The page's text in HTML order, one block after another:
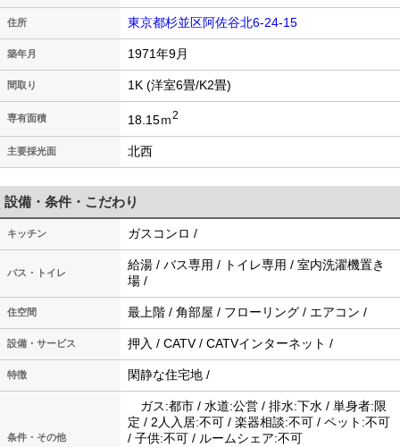
住所 東京都杉並区阿佐谷北6-24-15
築年月 1971年9月
間取り 1K (洋室6畳/K2畳)
専有面積 18.15ｍ2
主要採光面 北西
設備・条件・こだわり
キッチン ガスコンロ /
バス・トイレ
給湯 / バス専用 / トイレ専用 / 室内洗濯機置き
場 /
住空間 最上階 / 角部屋 / フローリング / エアコン /
設備・サービス 押入 / CATV / CATVインターネット /
特徴 閑静な住宅地 /
条件・その他
ガス:都市 / 水道:公営 / 排水:下水 / 単身者:限
定 / 2人入居:不可 / 楽器相談:不可 / ペット:不可
/ 子供:不可 / ルームシェア:不可